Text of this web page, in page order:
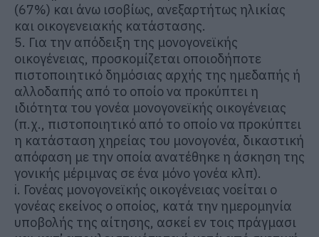
(67%) και άνω ισοβίως, ανεξαρτήτως ηλικίας
και οικογενειακής κατάστασης.
5. Για την απόδειξη της μονογονεϊκής
οικογένειας, προσκομίζεται οποιοδήποτε
πιστοποιητικό δημόσιας αρχής της ημεδαπής ή
αλλοδαπής από το οποίο να προκύπτει η
ιδιότητα του γονέα μονογονεϊκής οικογένειας
(π.χ., πιστοποιητικό από το οποίο να προκύπτει
η κατάσταση χηρείας του μονογονέα, δικαστική
απόφαση με την οποία ανατέθηκε η άσκηση της
γονικής μέριμνας σε ένα μόνο γονέα κλπ).
i. Γονέας μονογονεϊκής οικογένειας νοείται ο
γονέας εκείνος ο οποίος, κατά την ημερομηνία
υποβολής της αίτησης, ασκεί εν τοις πράγμασι